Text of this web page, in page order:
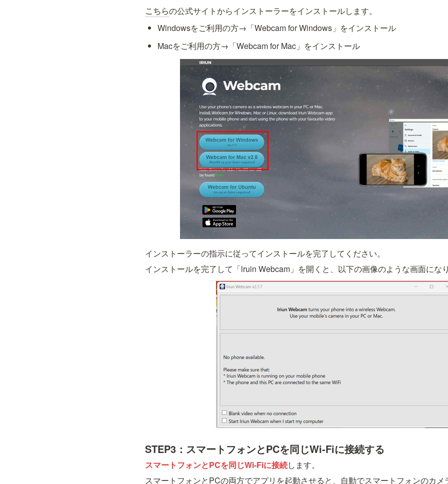
こちらの公式サイトからインストーラーをインストールします。
Windowsをご利用の方→「Webcam for Windows」をインストール
Macをご利用の方→「Webcam for Mac」をインストール
インストーラーの指示に従ってインストールを完了してください。
インストールを完了して「lruin Webcam」を開くと、以下の画像のような画面になり
STEP3：スマートフォンとPCを同じWi-Fiに接続する
スマートフォンとPCを同じWi-Fiに接続します。
スマートフォンとPCの両方でアプリを起動させると、自動でスマートフォンのカ